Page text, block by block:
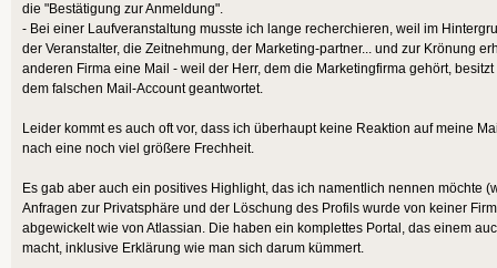
die "Bestätigung zur Anmeldung".
- Bei einer Laufveranstaltung musste ich lange recherchieren, weil im
der Veranstalter, die Zeitnehmung, der Marketing-partner... und zur Krönung
anderen Firma eine Mail - weil der Herr, dem die Marketingfirma gehört,
dem falschen Mail-Account geantwortet.
Leider kommt es auch oft vor, dass ich überhaupt keine Reaktion auf meine
nach eine noch viel größere Frechheit.
Es gab aber auch ein positives Highlight, das ich namentlich nennen möchte
Anfragen zur Privatsphäre und der Löschung des Profils wurde von keiner
abgewickelt wie von Atlassian. Die haben ein komplettes Portal, das einem
macht, inklusive Erklärung wie man sich darum kümmert.